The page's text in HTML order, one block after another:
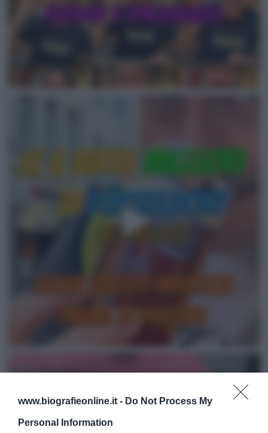
www.biografieonline.it - Do Not Process My
Personal Information